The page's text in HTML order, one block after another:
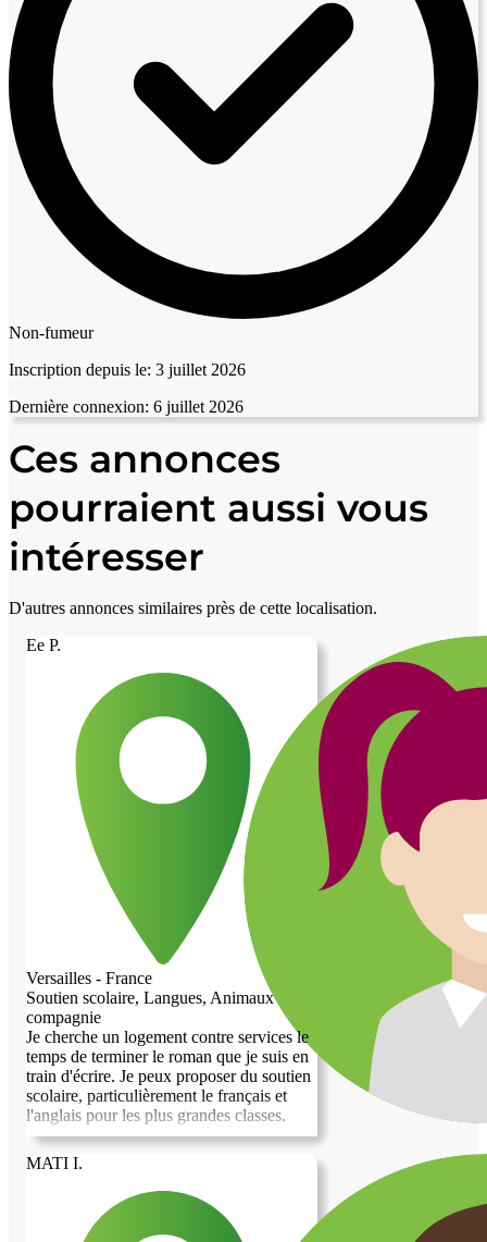
Non-fumeur
Inscription depuis le: 3 juillet 2026
Dernière connexion: 6 juillet 2026
Ces annonces
pourraient aussi vous
intéresser
D'autres annonces similaires près de cette localisation.
Ee P.
Versailles - France
Soutien scolaire, Langues, Animaux de
compagnie
Je cherche un logement contre services le
temps de terminer le roman que je suis en
train d'écrire. Je peux proposer du soutien
scolaire, particulièrement le français et
l'anglais pour les plus grandes classes.
MATI I.